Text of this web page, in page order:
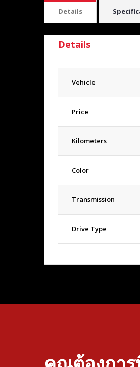
Details
Details
Vehicle
Price
Kilometers
Color
Transmission
Drive Type